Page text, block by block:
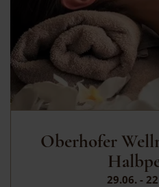
Oberhofer
29.06. -